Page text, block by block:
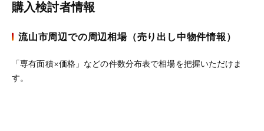
購入検討者情報
流山市周辺での周辺相場（売り出し中物件情報）
「専有面積×価格」などの件数分布表で相場を把握いただけま
す。